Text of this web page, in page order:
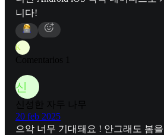
니다!
K
Comentarios 1
신
신성한 자두 나무
20 feb 2025
으악 너무 기대돼요 ! 안그래도 봄